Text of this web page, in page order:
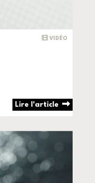
VIDÉO
Lire l'article